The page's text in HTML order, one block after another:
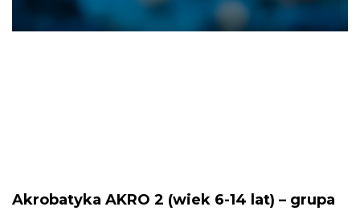
Akrobatyka AKRO 2 (wiek 6-14 lat) – grupa